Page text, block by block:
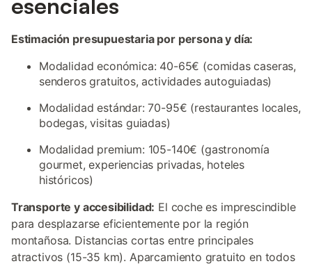
esenciales
Estimación presupuestaria por persona y día:
Modalidad económica: 40-65€ (comidas caseras,
senderos gratuitos, actividades autoguiadas)
Modalidad estándar: 70-95€ (restaurantes locales,
bodegas, visitas guiadas)
Modalidad premium: 105-140€ (gastronomía
gourmet, experiencias privadas, hoteles
históricos)
Transporte y accesibilidad: El coche es imprescindible
para desplazarse eficientemente por la región
montañosa. Distancias cortas entre principales
atractivos (15-35 km). Aparcamiento gratuito en todos